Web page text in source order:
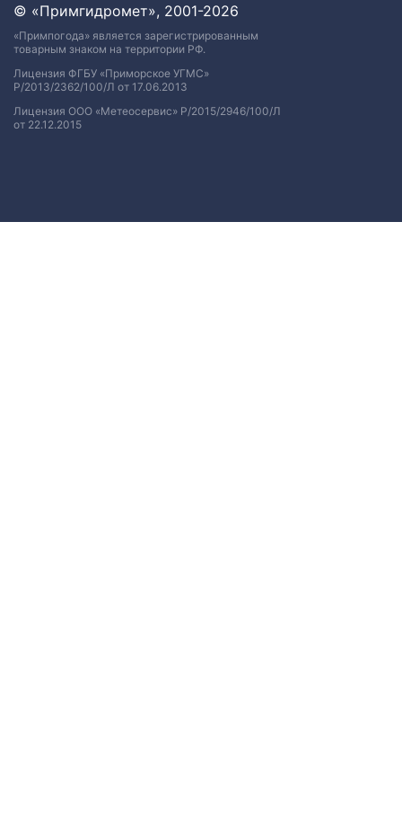
© «Примгидромет», 2001-2026
«Примпогода» является зарегистрированным
товарным знаком на территории РФ.
Лицензия ФГБУ «Приморское УГМС»
Р/2013/2362/100/Л от 17.06.2013
Лицензия ООО «Метеосервис» Р/2015/2946/100/Л
от 22.12.2015